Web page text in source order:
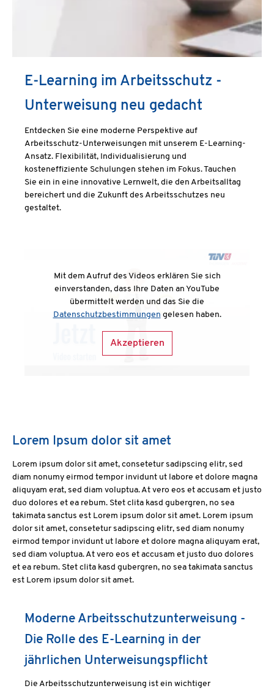
E-Learning im Arbeitsschutz -
Unterweisung neu gedacht
Entdecken Sie eine moderne Perspektive auf
Arbeitsschutz-Unterweisungen mit unserem E-Learning-
Ansatz. Flexibilität, Individualisierung und
kosteneffiziente Schulungen stehen im Fokus. Tauchen
Sie ein in eine innovative Lernwelt, die den Arbeitsalltag
bereichert und die Zukunft des Arbeitsschutzes neu
gestaltet.
Mit dem Aufruf des Videos erklären Sie sich
einverstanden, dass Ihre Daten an YouTube
übermittelt werden und das Sie die
Datenschutzbestimmungen gelesen haben.
Akzeptieren
Lorem Ipsum dolor sit amet
Lorem ipsum dolor sit amet, consetetur sadipscing elitr, sed
diam nonumy eirmod tempor invidunt ut labore et dolore magna
aliquyam erat, sed diam voluptua. At vero eos et accusam et justo
duo dolores et ea rebum. Stet clita kasd gubergren, no sea
takimata sanctus est Lorem ipsum dolor sit amet. Lorem ipsum
dolor sit amet, consetetur sadipscing elitr, sed diam nonumy
eirmod tempor invidunt ut labore et dolore magna aliquyam erat,
sed diam voluptua. At vero eos et accusam et justo duo dolores
et ea rebum. Stet clita kasd gubergren, no sea takimata sanctus
est Lorem ipsum dolor sit amet.
Moderne Arbeitsschutzunterweisung -
Die Rolle des E-Learning in der
jährlichen Unterweisungspflicht
Die Arbeitsschutzunterweisung ist ein wichtiger